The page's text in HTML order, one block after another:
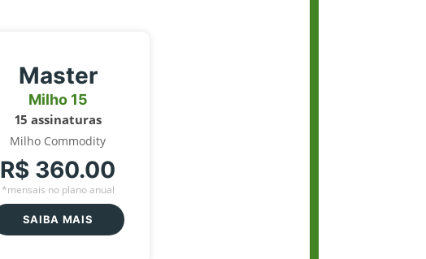
Master
Milho 15
15 assinaturas
Milho Commodity
R$ 360.00
*mensais no plano anual
SAIBA MAIS